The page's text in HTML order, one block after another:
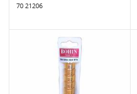
70 21206